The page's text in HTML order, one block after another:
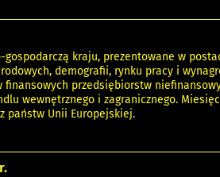
kraju, prezentowane w
demografii, rynku pracy i
przedsiębiorstw
wewnętrznego i zagranicznego.
państw Unii Europejskiej.